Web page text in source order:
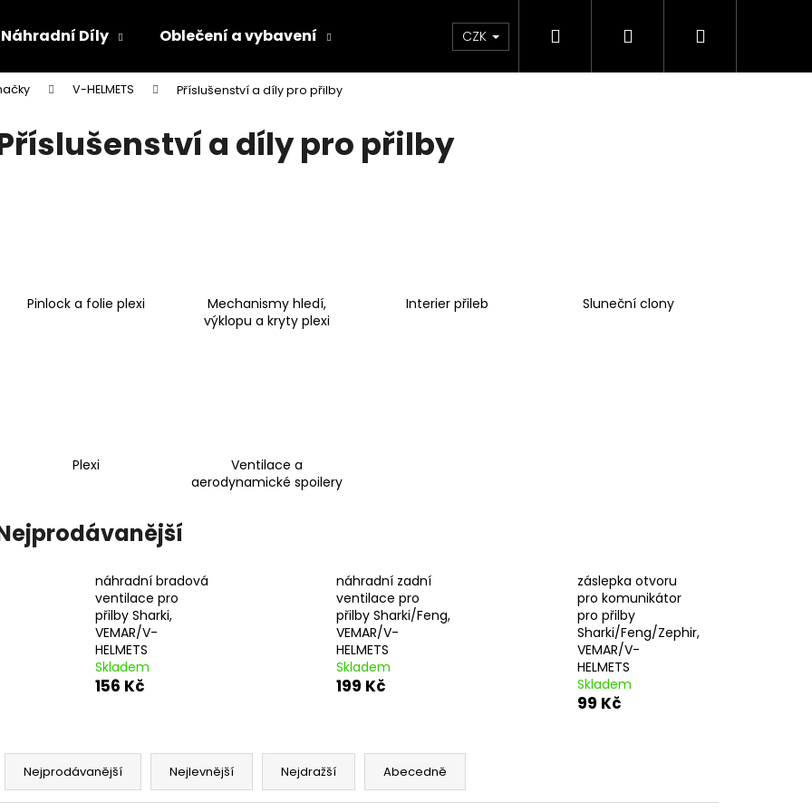
Náhradní Díly Oblečení a vybavení Oleje & Maziva Příslušenství Dárkové
CZK Hledat PřihlášeníNákupní
V-HELMETS Příslušenství a díly pro přilby
a díly pro přilby
Pinlock a folie plexi
Mechanismy hledí,
výklopu a kryty plexi
Interier přileb Sluneční clony
Plexi
Ventilace a
aerodynamické spoilery
náhradní bradová
ventilace pro
přilby Sharki,
VEMAR/V-
HELMETS
Skladem
156 Kč
náhradní zadní
ventilace pro
přilby Sharki/Feng,
VEMAR/V-
HELMETS
Skladem
199 Kč
záslepka otvoru
pro komunikátor
pro přilby
Sharki/Feng/Zephir,
VEMAR/V-
HELMETS
Skladem
99 Kč
Ř
Nejprodávanější Nejlevnější Nejdražší Abecedně
Co potřebujete najít?
HLEDAT
120 Kč